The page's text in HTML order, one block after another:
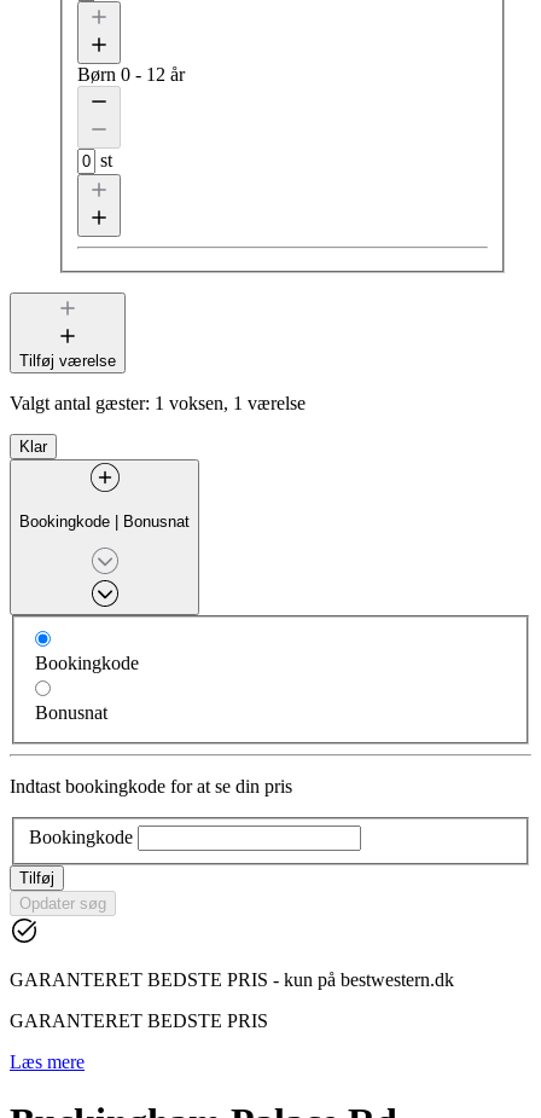
Børn 0 - 12 år
st
Tilføj værelse
Valgt antal gæster: 1 voksen, 1 værelse
Klar
Bookingkode | Bonusnat
Bookingkode
Bonusnat
Indtast bookingkode for at se din pris
Bookingkode
Tilføj
Opdater søg
GARANTERET BEDSTE PRIS - kun på bestwestern.dk
GARANTERET BEDSTE PRIS
Læs mere